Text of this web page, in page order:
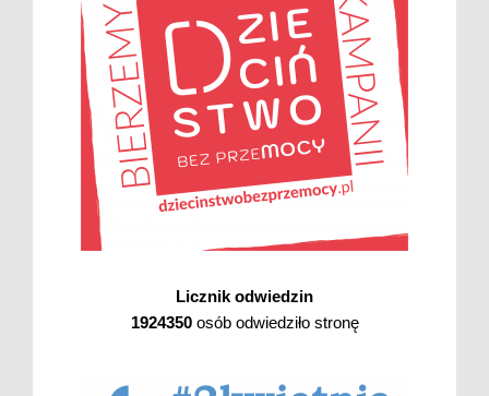
Licznik odwiedzin
1924350osób odwiedziło stronę